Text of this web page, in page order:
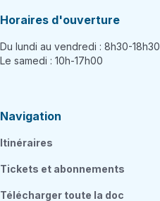
Horaires d'ouverture
Du lundi au vendredi : 8h30-18h30
Le samedi : 10h-17h00
Navigation
Itinéraires
Tickets et abonnements
Télécharger toute la doc